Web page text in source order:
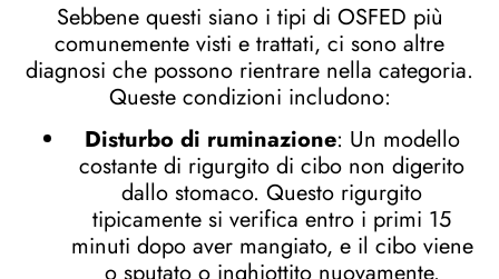
Sebbene questi siano i tipi di OSFED più
comunemente visti e trattati, ci sono altre
diagnosi che possono rientrare nella categoria.
Queste condizioni includono:
Disturbo di ruminazione: Un modello
costante di rigurgito di cibo non digerito
dallo stomaco. Questo rigurgito
tipicamente si verifica entro i primi 15
minuti dopo aver mangiato, e il cibo viene